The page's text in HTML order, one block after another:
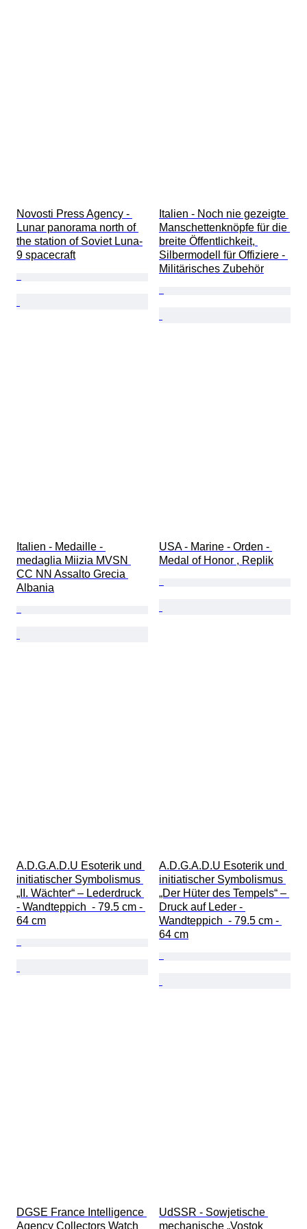
Novosti Press Agency -
Lunar panorama north of
the station of Soviet Luna-
9 spacecraft
Italien - Noch nie gezeigte
Manschettenknöpfe für die
breite Öffentlichkeit,
Silbermodell für Offiziere -
Militärisches Zubehör
Italien - Medaille -
medaglia Miizia MVSN
CC NN Assalto Grecia
Albania
USA - Marine - Orden -
Medal of Honor , Replik
A.D.G.A.D.U Esoterik und
initiatischer Symbolismus
„II. Wächter“ – Lederdruck
- Wandteppich  - 79.5 cm -
64 cm
A.D.G.A.D.U Esoterik und
initiatischer Symbolismus
„Der Hüter des Tempels“ –
Druck auf Leder -
Wandteppich  - 79.5 cm -
64 cm
DGSE France Intelligence
Agency Collectors Watch
UdSSR - Sowjetische
mechanische „Vostok